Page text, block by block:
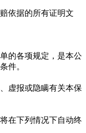
依据的所有证明文
的各项规定，是本公
件。
虚报或隐瞒有关本保
在下列情况下自动终